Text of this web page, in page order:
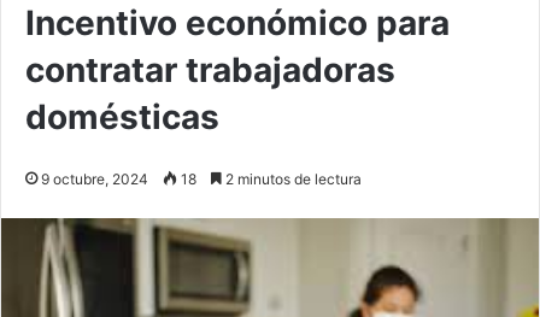
Incentivo económico para
contratar trabajadoras
domésticas
9 octubre, 2024 18 2 minutos de lectura